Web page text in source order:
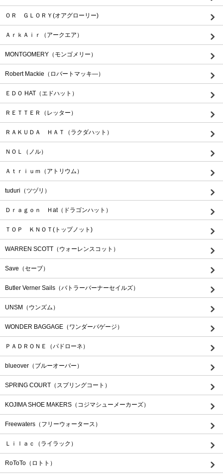
ＯＲ ＧＬＯＲＹ(オアグローリー)
ＡｒｋＡｉｒ（アークエア）
MONTGOMERY（モンゴメリー）
Robert Mackie（ロバートマッキ―）
ＥＤＯ HAT（エドハット）
ＲＥＴＴＥＲ（レッター）
ＲＡＫＵＤＡ ＨＡＴ（ラクダハット）
ＮＯＬ（ノル）
Ａｔｒｉｕｍ（アトリウム）
tuduri（ツヅリ）
Ｄｒａｇｏｎ Ｈat（ドラゴンハット）
ＴＯＰ ＫＮＯＴ(トップノット)
WARREN SCOTT（ウォーレンスコット）
Save（セーブ）
Butler Verner Sails（バトラーバーナーセイルズ）
UNSM（ウンズム）
WONDER BAGGAGE（ワンダーバゲージ）
ＰＡＤＲＯＮＥ（パドローネ）
blueover（ブルーオーバー）
SPRING COURT（スプリングコート）
KOJIMA SHOE MAKERS（コジマシューメーカーズ）
Freewaters（フリーウォータース）
Ｌｉｌａｃ（ライラック）
RoToTo（ロトト）